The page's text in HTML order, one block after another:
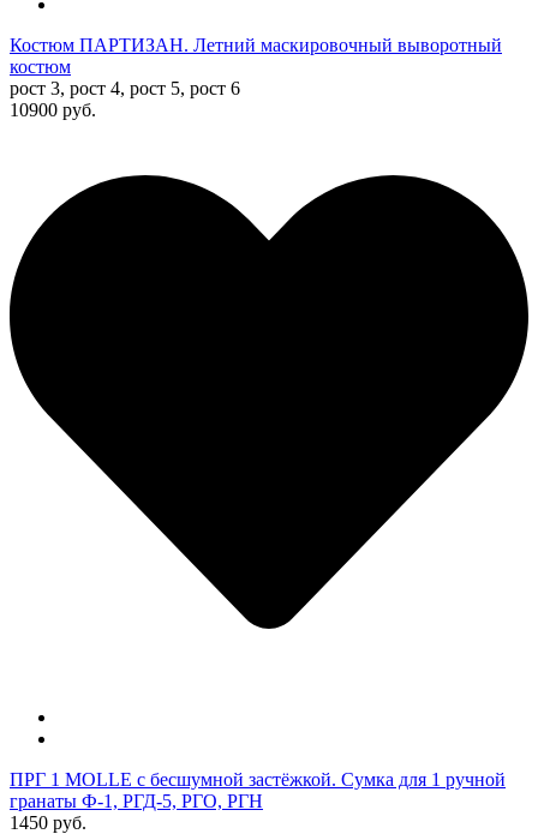
Костюм ПАРТИЗАН. Летний маскировочный выворотный
костюм
рост 3, рост 4, рост 5, рост 6
10900 руб.
ПРГ 1 MOLLE с бесшумной застёжкой. Сумка для 1 ручной
гранаты Ф-1, РГД-5, РГО, РГН
1450 руб.